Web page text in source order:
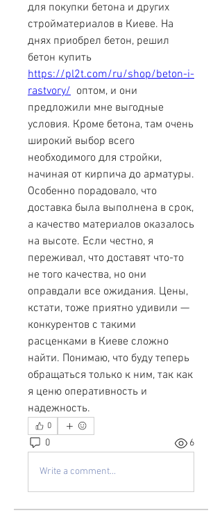
для покупки бетона и других
стройматериалов в Киеве. На
днях приобрел бетон, решил
https://pl2t.com/ru/shop/beton-i-
rastvory/
  оптом, и они
предложили мне выгодные
условия. Кроме бетона, там очень
широкий выбор всего
необходимого для стройки,
начиная от кирпича до арматуры.
Особенно порадовало, что
доставка была выполнена в срок,
а качество материалов оказалось
на высоте. Если честно, я
переживал, что доставят что-то
не того качества, но они
оправдали все ожидания. Цены,
кстати, тоже приятно удивили —
конкурентов с такими
расценками в Киеве сложно
найти. Понимаю, что буду теперь
обращаться только к ним, так как
я ценю оперативность и
надежность.
0
0 6
Write a comment...